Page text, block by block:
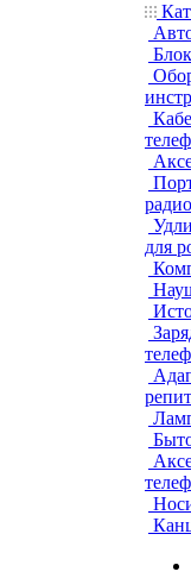
радио
для